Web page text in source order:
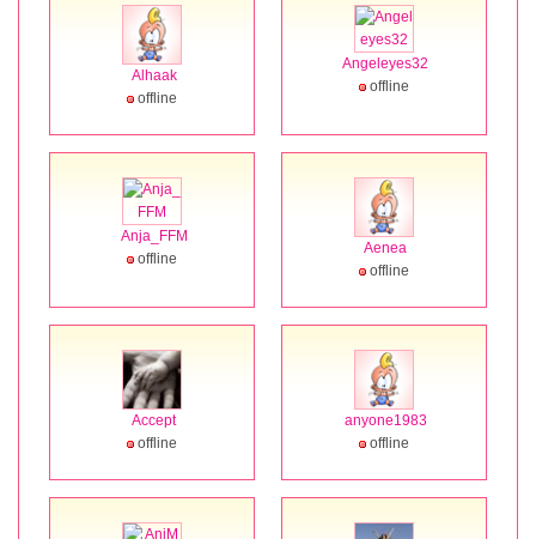
Alhaak
offline
Angeleyes32
offline
Anja_FFM
offline
Aenea
offline
Accept
offline
anyone1983
offline